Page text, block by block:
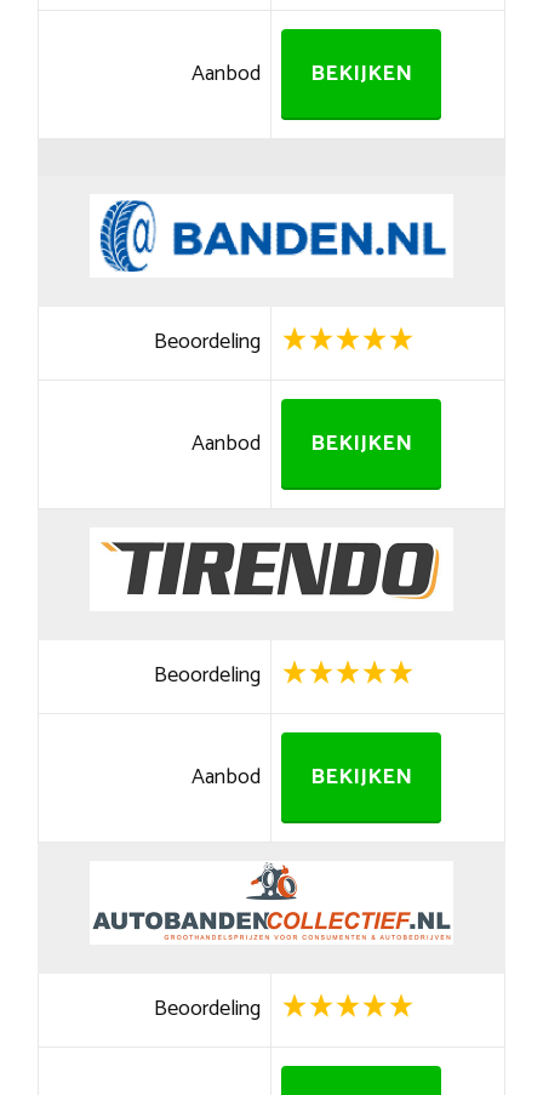
Aanbod BEKIJKEN
Beoordeling
Aanbod BEKIJKEN
Beoordeling
Aanbod BEKIJKEN
Beoordeling